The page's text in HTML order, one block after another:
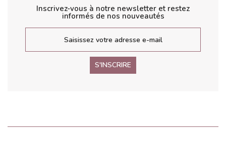
Inscrivez-vous à notre newsletter et restez
informés de nos nouveautés
S'INSCRIRE